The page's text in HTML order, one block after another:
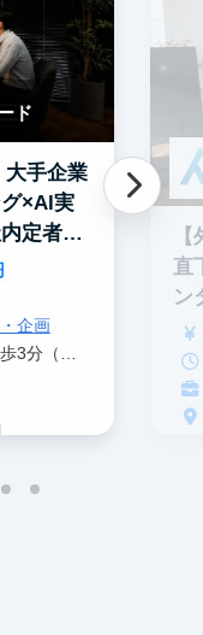
ド
大手企業
×AI実
定者多
企画
ら徒歩8分）
直
ン